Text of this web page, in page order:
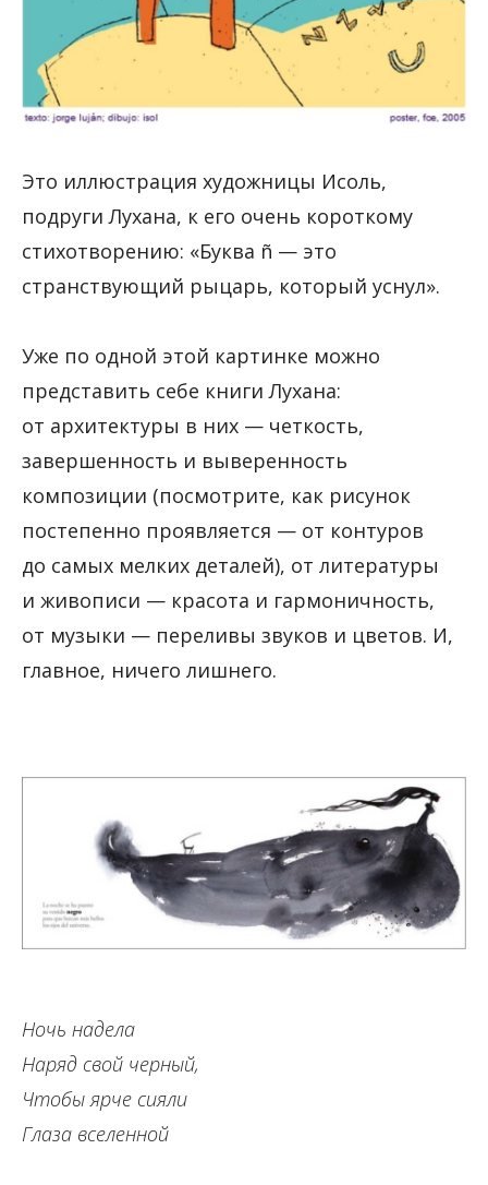
Это иллюстрация художницы Исоль,
подруги Лухана, к его очень короткому
стихотворению: «Буква ñ — это
странствующий рыцарь, который уснул».
Уже по одной этой картинке можно
представить себе книги Лухана:
от архитектуры в них — четкость,
завершенность и выверенность
композиции (посмотрите, как рисунок
постепенно проявляется — от контуров
до самых мелких деталей), от литературы
и живописи — красота и гармоничность,
от музыки — переливы звуков и цветов. И,
главное, ничего лишнего.
Ночь надела
Наряд свой черный,
Чтобы ярче сияли
Глаза вселенной